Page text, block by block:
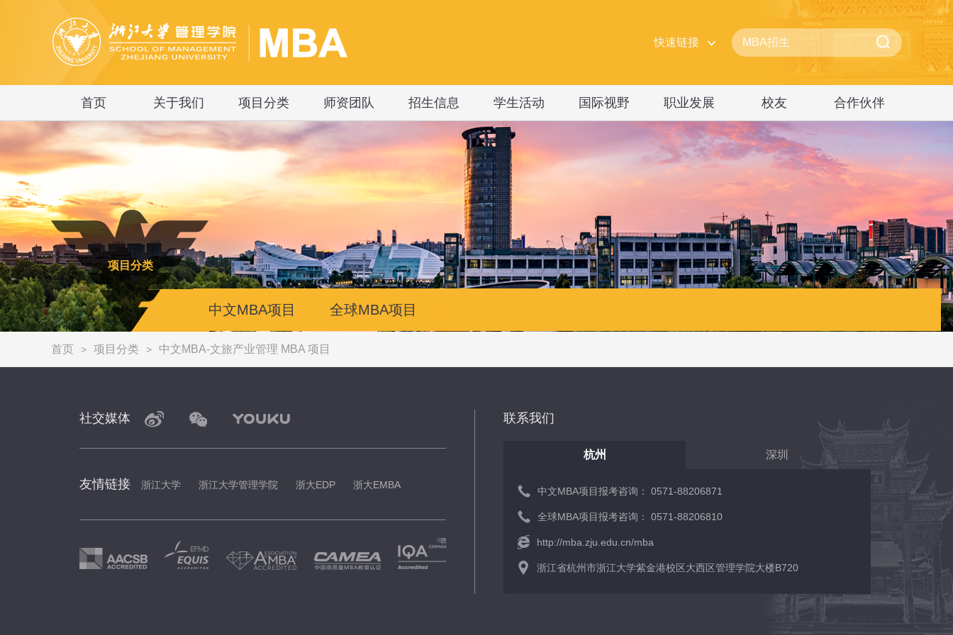
快速链接
首页 关于我们 项目分类 师资团队 招生信息 学生活动 国际视野 职业发展 校友 合作伙伴
项目分类
中文MBA项目 全球MBA项目
首页 > 项目分类 > 中文MBA-文旅产业管理 MBA 项目
社交媒体
友情链接 浙江大学 浙江大学管理学院 浙大EDP 浙大EMBA
联系我们
杭州 深圳
中文MBA项目报考咨询： 0571-88206871
全球MBA项目报考咨询： 0571-88206810
http://mba.zju.edu.cn/mba
浙江省杭州市浙江大学紫金港校区大西区管理学院大楼B720